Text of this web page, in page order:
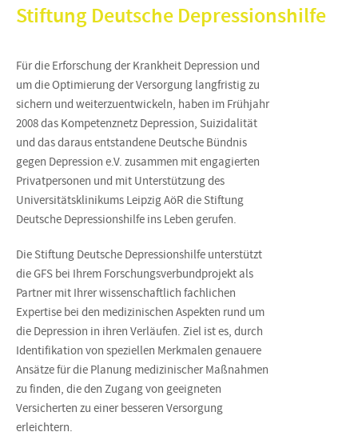
Stiftung Deutsche Depressionshilfe
Für die Erforschung der Krankheit Depression und
um die Optimierung der Versorgung langfristig zu
sichern und weiterzuentwickeln, haben im Frühjahr
2008 das Kompetenznetz Depression, Suizidalität
und das daraus entstandene Deutsche Bündnis
gegen Depression e.V. zusammen mit engagierten
Privatpersonen und mit Unterstützung des
Universitätsklinikums Leipzig AöR die Stiftung
Deutsche Depressionshilfe ins Leben gerufen.
Die Stiftung Deutsche Depressionshilfe unterstützt
die GFS bei Ihrem Forschungsverbundprojekt als
Partner mit Ihrer wissenschaftlich fachlichen
Expertise bei den medizinischen Aspekten rund um
die Depression in ihren Verläufen. Ziel ist es, durch
Identifikation von speziellen Merkmalen genauere
Ansätze für die Planung medizinischer Maßnahmen
zu finden, die den Zugang von geeigneten
Versicherten zu einer besseren Versorgung
erleichtern.